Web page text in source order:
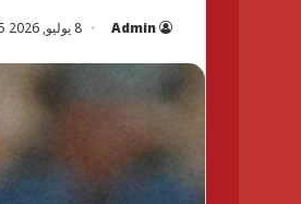
Admin 8 يوليو, 2026 12:55 ص